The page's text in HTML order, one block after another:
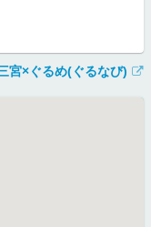
宮×ぐるめ(ぐるなび)